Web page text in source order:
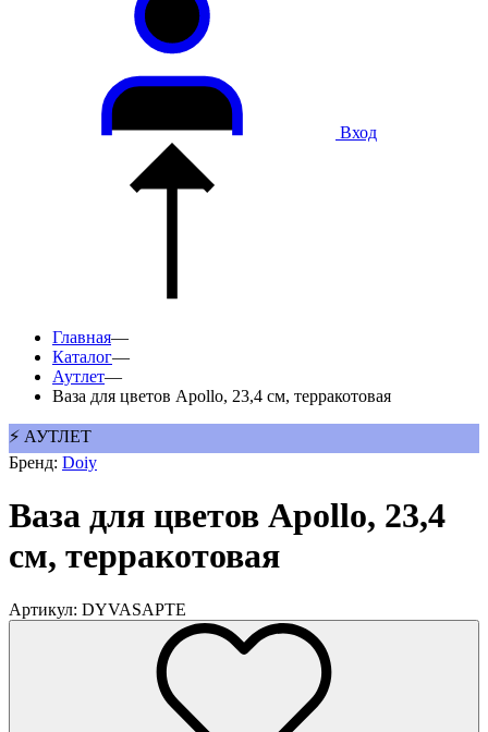
Вход
Главная—
Каталог—
Аутлет—
Ваза для цветов Apollo, 23,4 см, терракотовая
⚡ АУТЛЕТ
Бренд: Doiy
Ваза для цветов Apollo, 23,4
см, терракотовая
Артикул: DYVASAPTE